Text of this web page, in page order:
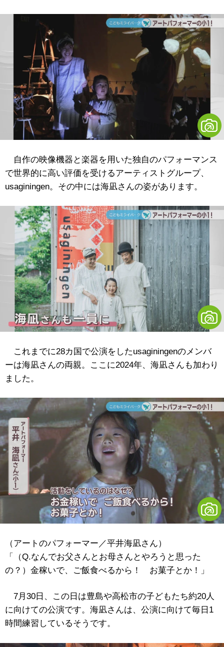
自作の映像機器と楽器を用いた独自のパフォーマンス
で世界的に高い評価を受けるアーティストグループ、
usaginingen。その中には海凪さんの姿があります。
これまでに28カ国で公演をしたusaginingenのメンバ
ーは海凪さんの両親。ここに2024年、海凪さんも加わり
ました。
（アートのパフォーマー／平井海凪さん）
「（Q.なんでお父さんとお母さんとやろうと思った
の？）金稼いで、ご飯食べるから！ お菓子とか！」
7月30日、この日は豊島や高松市の子どもたち約20人
に向けての公演です。海凪さんは、公演に向けて毎日1
時間練習しているそうです。